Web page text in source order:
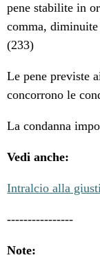
pene stabilite in
comma,
(233)
Le pene previste
concorrono le
La condanna
Vedi anche:
Intralcio alla
----------------
Note: